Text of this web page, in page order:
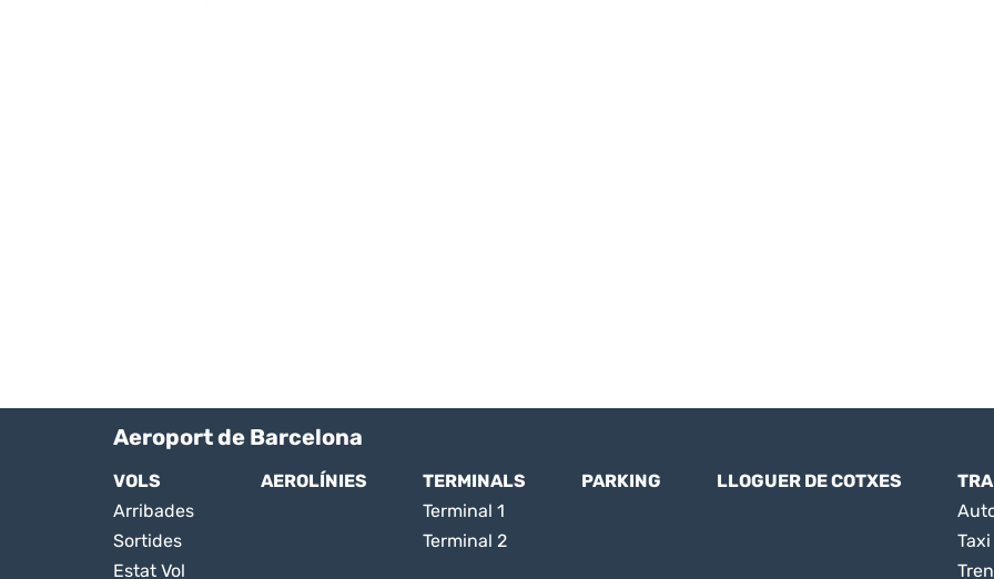
Aeroport de Barcelona
VOLS
Arribades
Sortides
Estat Vol
AEROLÍNIES
TERMINALS
Terminal 1
Terminal 2
PARKING LLOGUER DE COTXES
Taxi
Tren